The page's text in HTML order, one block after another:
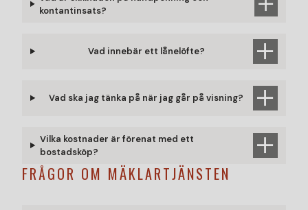
kontantinsats?
Vad innebär ett lånelöfte?
Vad ska jag tänka på när jag går på visning?
Vilka kostnader är förenat med ett
bostadsköp?
FRÅGOR OM MÄKLARTJÄNSTEN